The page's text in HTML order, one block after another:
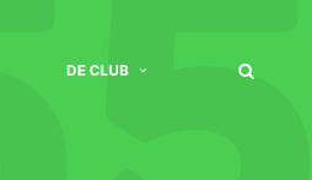
DE CLUB